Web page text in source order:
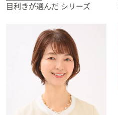
目利きが選んだ シリーズ